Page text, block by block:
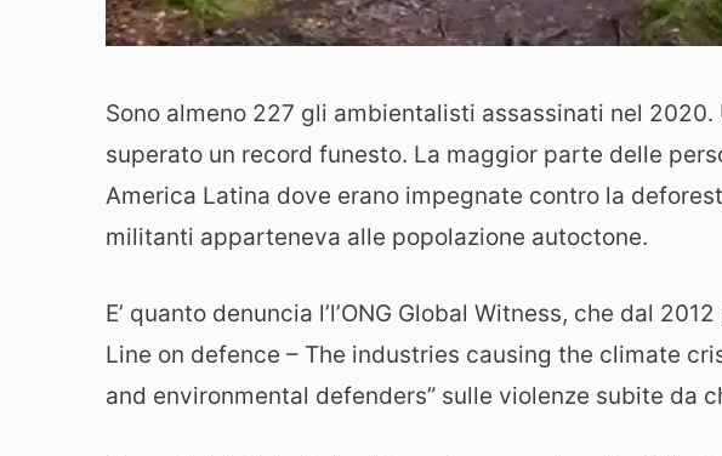
Sono almeno 227 gli ambientalisti assassinati nel
superato un record funesto. La maggior parte delle
America Latina dove erano impegnate contro la
militanti apparteneva alle popolazione autoctone.
E’ quanto denuncia l’l’ONG Global Witness, che dal
Line on defence – The industries causing the climate
and environmental defenders” sulle violenze subite da